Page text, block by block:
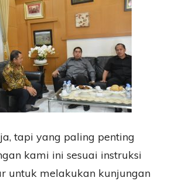
tapi yang paling penting
kami ini sesuai instruksi
untuk melakukan kunjungan